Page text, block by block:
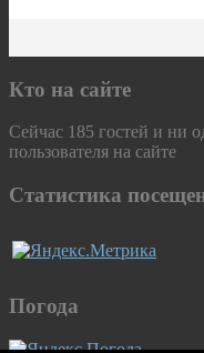
Кто на сайте
Сейчас 185 гостей и ни
пользователя на сайте
Статистика
Погода